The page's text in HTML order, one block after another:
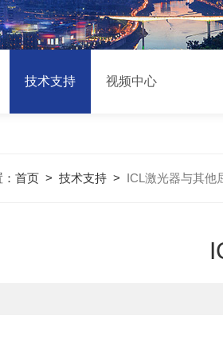
技术支持 视频中心
：首页 >技术支持 > ICL激光器与其他